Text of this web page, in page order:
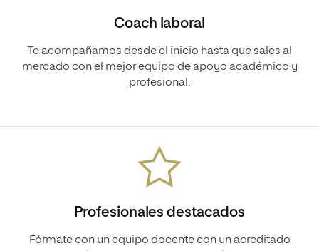
Coach laboral
Te acompañamos desde el inicio hasta que sales al
mercado con el mejor equipo de apoyo académico y
profesional.
Profesionales destacados
Fórmate con un equipo docente con un acreditado